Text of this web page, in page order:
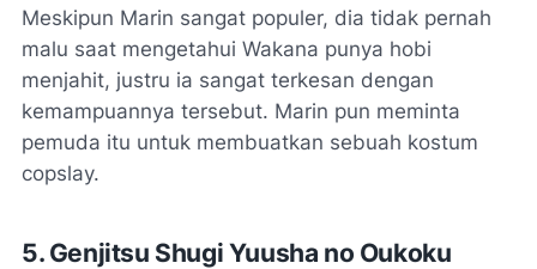
Meskipun Marin sangat populer, dia tidak pernah
malu saat mengetahui Wakana punya hobi
menjahit, justru ia sangat terkesan dengan
kemampuannya tersebut. Marin pun meminta
pemuda itu untuk membuatkan sebuah kostum
copslay.
5. Genjitsu Shugi Yuusha no Oukoku